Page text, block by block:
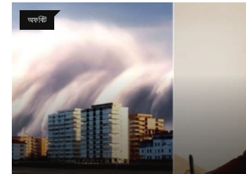
অফবিট